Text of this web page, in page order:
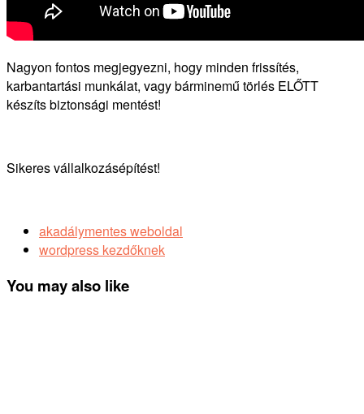
Nagyon fontos megjegyezni, hogy minden frissítés,
karbantartási munkálat, vagy bárminemű törlés ELŐTT
készíts biztonsági mentést!
Sikeres vállalkozásépítést!
akadálymentes weboldal
wordpress kezdőknek
You may also like